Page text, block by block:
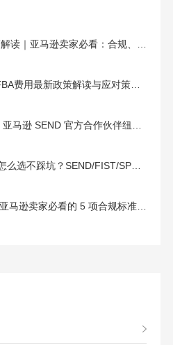
美国海运、关税、亚马逊FBA费用最新政策解读与应对策略（2026版）
2026亚马逊FBA头程物流怎么选不踩坑？SEND/FIST/SPN官方认证物流商，只有这家敢承诺“准达率第一”
美国 301 关税 7 月落地：亚马逊卖家必看的 5 项合规标准与稳交付方案